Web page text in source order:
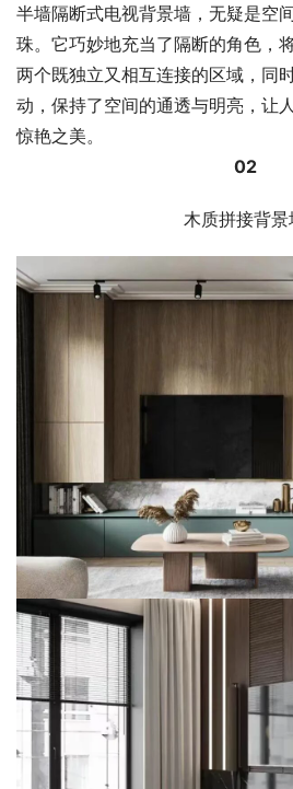
半墙隔断式电视背景墙，无疑是空
珠。它巧妙地充当了隔断的角色，
两个既独立又相互连接的区域，同
动，保持了空间的通透与明亮，让
惊艳之美。
02
木质拼接背景